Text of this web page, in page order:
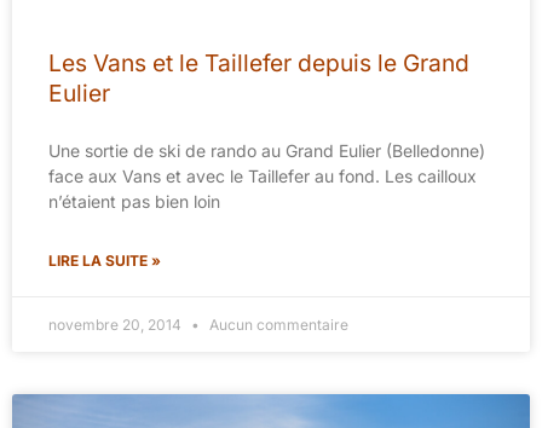
Les Vans et le Taillefer depuis le Grand
Eulier
Une sortie de ski de rando au Grand Eulier (Belledonne)
face aux Vans et avec le Taillefer au fond. Les cailloux
n’étaient pas bien loin
LIRE LA SUITE »
novembre 20, 2014 Aucun commentaire